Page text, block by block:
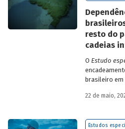
resto do
cadeias
O Estudo
brasileiro em
quanto o
metodologia
22 de maio,
Estudos